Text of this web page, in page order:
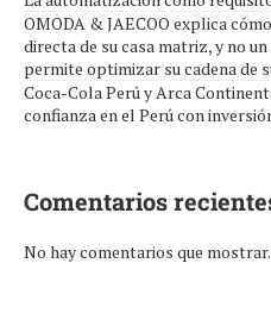
OMODA & JAECOO explica
directa de su casa matriz, y no
permite optimizar su cadena de
Coca-Cola Perú y Arca
confianza en el Perú con
Comentarios
No hay comentarios que mostrar.